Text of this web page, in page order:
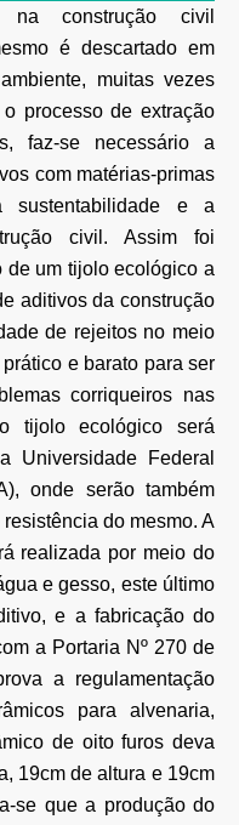
construção civil
é descartado em
muitas vezes
processo de extração
faz-se necessário a
com matérias-primas
sustentabilidade e a
civil. Assim foi
de um tijolo ecológico a
aditivos da construção
de rejeitos no meio
e barato para ser
corriqueiros nas
tijolo ecológico será
Universidade Federal
onde serão também
do mesmo. A
realizada por meio do
e gesso, este último
e a fabricação do
a Portaria Nº 270 de
a regulamentação
para alvenaria,
de oito furos deva
19cm de altura e 19cm
se que a produção do